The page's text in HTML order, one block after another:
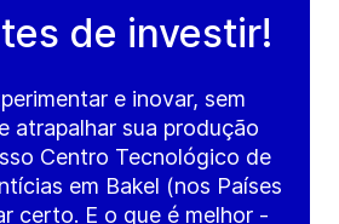
de investir!
e inovar, sem
atrapalhar sua produção
Centro Tecnológico de
em Bakel (nos Países
certo. E o que é melhor -